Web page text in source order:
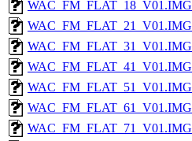
WAC_FM_FLAT_18_V01.IMG
WAC_FM_FLAT_21_V01.IMG
WAC_FM_FLAT_31_V01.IMG
WAC_FM_FLAT_41_V01.IMG
WAC_FM_FLAT_51_V01.IMG
WAC_FM_FLAT_61_V01.IMG
WAC_FM_FLAT_71_V01.IMG